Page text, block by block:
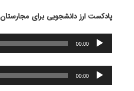
پادکست ارز دانشجویی برای مجارستان
پخش‌کننده
صوت
00:00
پخش‌کننده
صوت
00:00